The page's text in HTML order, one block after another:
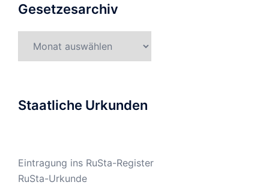
Gesetzesarchiv
Staatliche Urkunden
Eintragung ins RuSta-Register
RuSta-Urkunde